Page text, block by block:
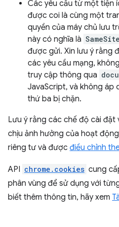
Các yêu cầu từ một tiện
được coi là cùng một
quyền của máy chủ lưu
này có nghĩa là
được gửi. Xin lưu ý rằng
các yêu cầu mạng,
truy cập thông qua
JavaScript, và không áp
thứ ba bị chặn.
Lưu ý rằng các chế độ cài
chịu ảnh hưởng của hoạt
riêng tư và được điều chỉnh
API chrome.cookies cung
phân vùng để sử dụng với
biết thêm thông tin, hãy xem